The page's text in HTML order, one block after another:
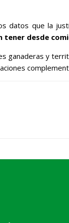
datos que la
desde
ganaderas y